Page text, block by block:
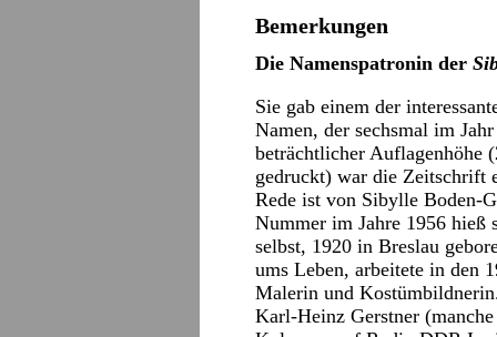
Bemerkungen
Die Namenspatronin der
Sie gab einem der
Namen, der sechsmal im
beträchtlicher Auflagenhöhe
gedruckt) war die Zeitschrift
Rede ist von Sibylle Boden-
Nummer im Jahre 1956 hieß
selbst, 1920 in Breslau
ums Leben, arbeitete in den
Malerin und
Karl-Heinz Gerstner